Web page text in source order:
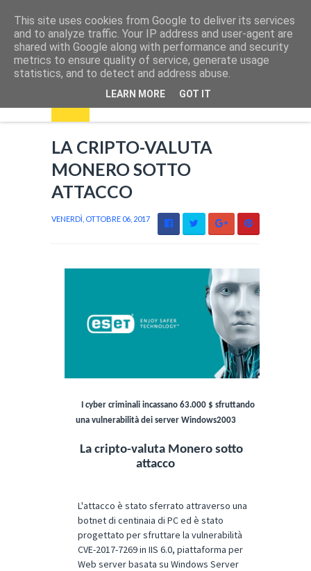
LA CRIPTO-VALUTA
MONERO SOTTO
ATTACCO
VENERDÌ, OTTOBRE 06, 2017
I cyber criminali incassano 63.000 $ sfruttando
una vulnerabilità dei server Windows2003
La cripto-valuta Monero sotto
attacco
L'attacco è stato sferrato attraverso una
botnet di centinaia di PC ed è stato
progettato per sfruttare la vulnerabilità
CVE-2017-7269 in IIS 6.0, piattaforma per
Web server basata su Windows Server
This site uses cookies from Google to deliver its services
and to analyze traffic. Your IP address and user-agent are
shared with Google along with performance and security
metrics to ensure quality of service, generate usage
statistics, and to detect and address abuse.
LEARN MORE GOT IT